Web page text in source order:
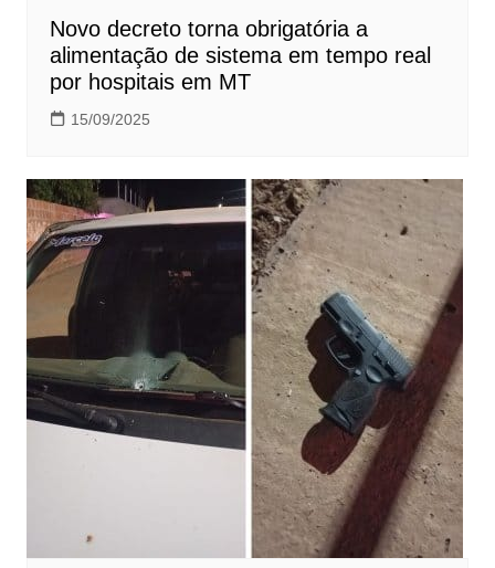
Novo decreto torna obrigatória a
alimentação de sistema em tempo real
por hospitais em MT
15/09/2025